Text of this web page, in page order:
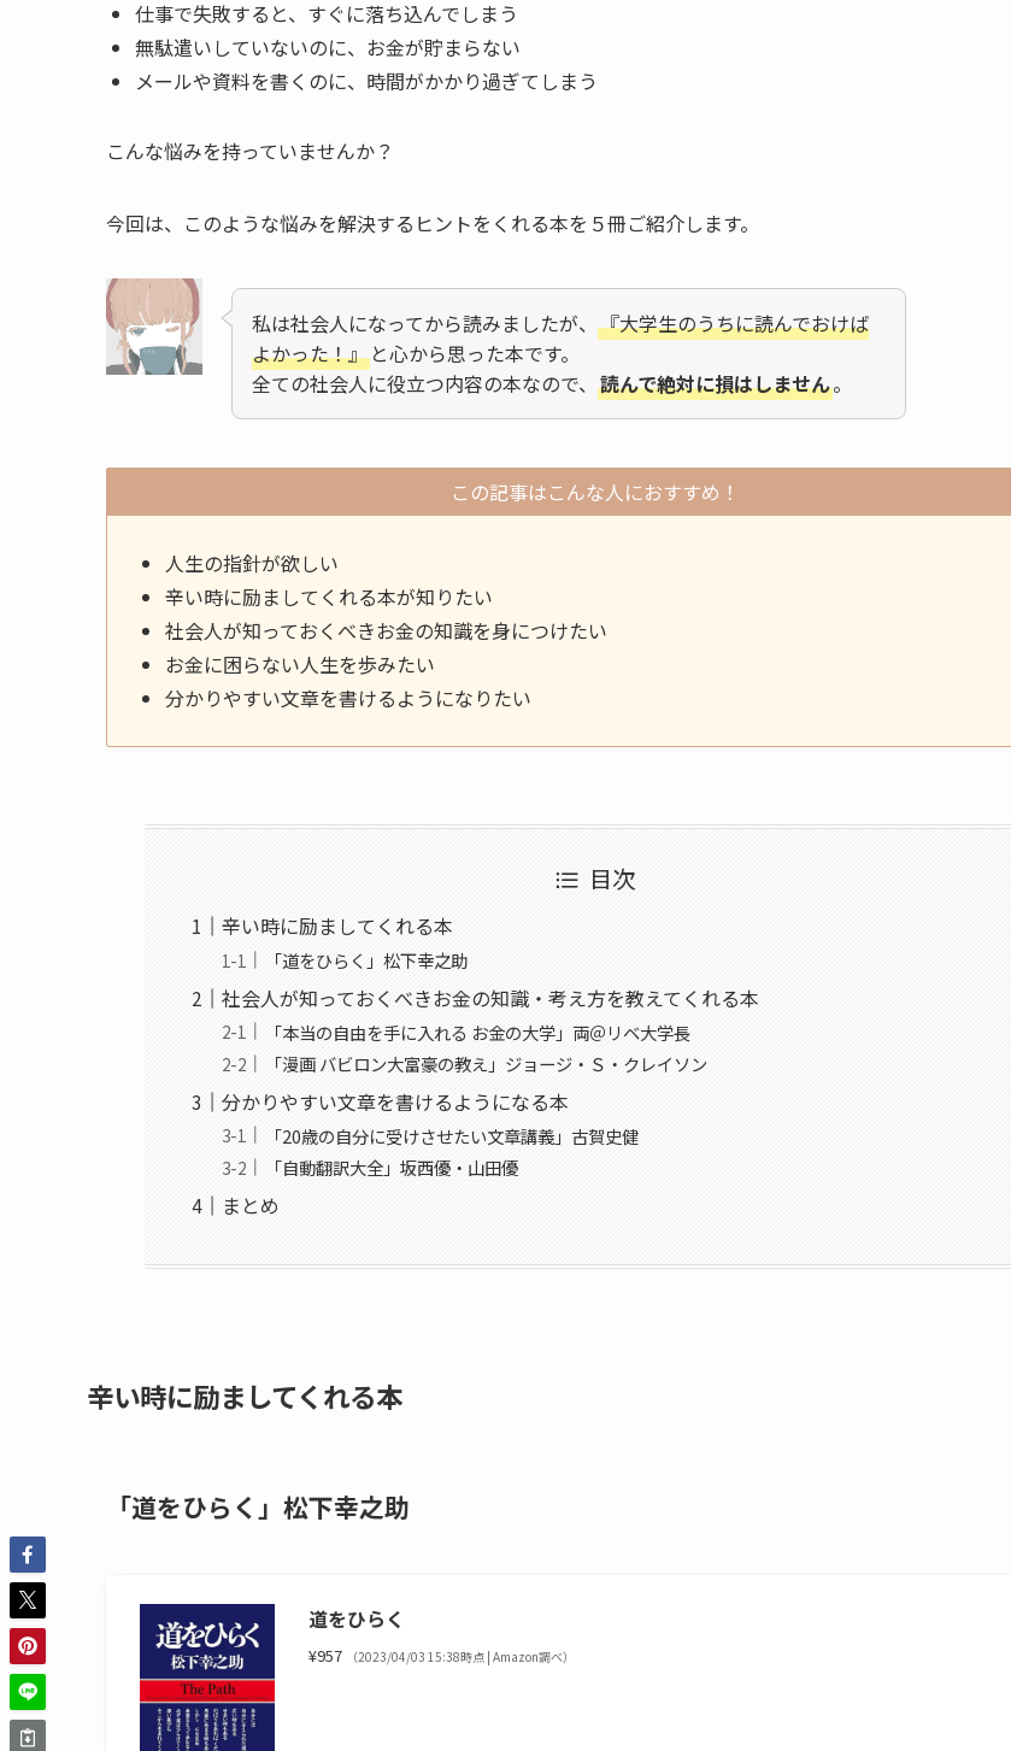
仕事で失敗すると、すぐに落ち込んでしまう
無駄遣いしていないのに、お金が貯まらない
メールや資料を書くのに、時間がかかり過ぎてしまう
こんな悩みを持っていませんか？
今回は、このような悩みを解決するヒントをくれる本を５冊ご紹介します。
私は社会人になってから読みましたが、 『大学生のうちに読んでおけば
よかった！』 と心から思った本です。
全ての社会人に役立つ内容の本なので、 読んで絶対に損はしません。
この記事はこんな人におすすめ！
人生の指針が欲しい
辛い時に励ましてくれる本が知りたい
社会人が知っておくべきお金の知識を身につけたい
お金に困らない人生を歩みたい
分かりやすい文章を書けるようになりたい
目次
辛い時に励ましてくれる本
「道をひらく」松下幸之助
社会人が知っておくべきお金の知識・考え方を教えてくれる本
「本当の自由を手に入れる お金の大学」両＠リベ大学長
「漫画 バビロン大富豪の教え」ジョージ・Ｓ・クレイソン
分かりやすい文章を書けるようになる本
「20歳の自分に受けさせたい文章講義」古賀史健
「自動翻訳大全」坂西優・山田優
まとめ
辛い時に励ましてくれる本
「道をひらく」松下幸之助
道をひらく
¥957 （2023/04/03 15:38時点 | Amazon調べ）